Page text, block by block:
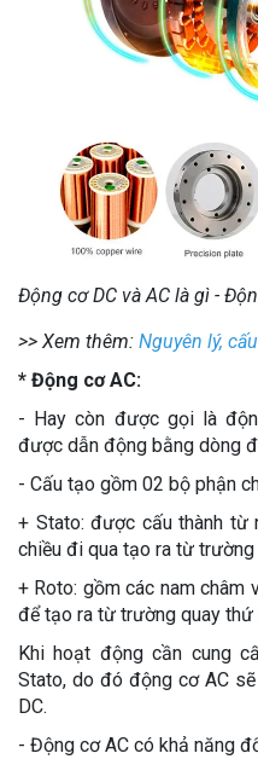
Động cơ DC và AC là gì -
>> Xem thêm: Nguyên lý,
* Động cơ AC:
- Hay còn được gọi là
được dẫn động bằng dòng
- Cấu tạo gồm 02 bộ phận
+ Stato: được cấu thành từ
chiều đi qua tạo ra từ trường
+ Roto: gồm các nam
để tạo ra từ trường quay thứ
Khi hoạt động cần cung
Stato, do đó động cơ AC
DC.
- Động cơ AC có khả năng